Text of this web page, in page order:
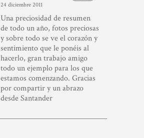
24 diciembre 2011
Una preciosidad de resumen
de todo un año, fotos preciosas
y sobre todo se ve el corazón y
sentimiento que le ponéis al
hacerlo, gran trabajo amigo
todo un ejemplo para los que
estamos comenzando. Gracias
por compartir y un abrazo
desde Santander